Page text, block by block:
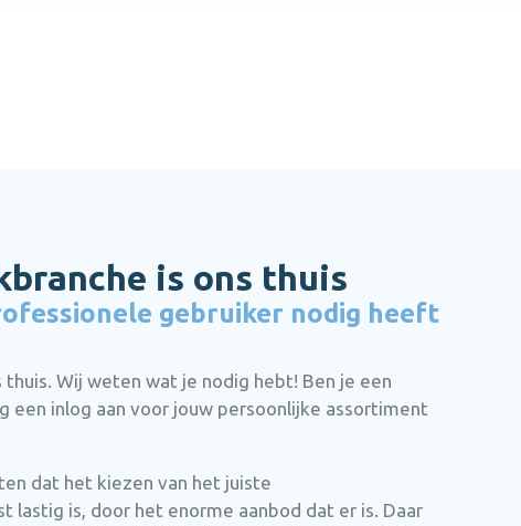
is ons thuis
gebruiker nodig heeft
thuis. Wij weten wat je nodig hebt! Ben je een
een inlog aan voor jouw persoonlijke assortiment
dat het kiezen van het juiste
lastig is, door het enorme aanbod dat er is. Daar